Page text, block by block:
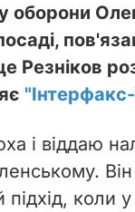
оборони
Резніков
і віддаю
коли